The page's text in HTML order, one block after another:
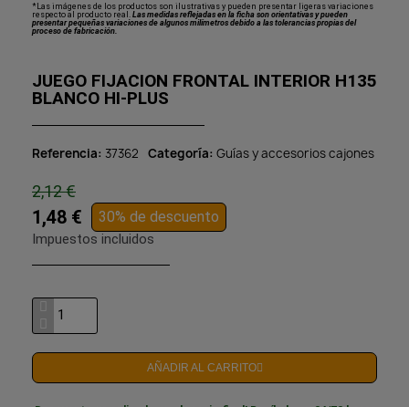
*Las imágenes de los productos son ilustrativas y pueden presentar ligeras variaciones
respecto al producto real. Las medidas reflejadas en la ficha son orientativas y pueden
presentar pequeñas variaciones de algunos milímetros debido a las tolerancias propias del
proceso de fabricación.
JUEGO FIJACION FRONTAL INTERIOR H135
BLANCO HI-PLUS
Referencia 37362 Categoría Guías y accesorios cajones
2,12 €
1,48 € 30% de descuento
Impuestos incluidos
AÑADIR AL CARRITO